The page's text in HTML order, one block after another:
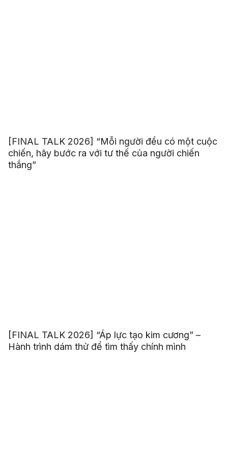
[FINAL TALK 2026] “Mỗi người đều có một cuộc
chiến, hãy bước ra với tư thế của người chiến
thắng”
[FINAL TALK 2026] “Áp lực tạo kim cương” –
Hành trình dám thử để tìm thấy chính mình